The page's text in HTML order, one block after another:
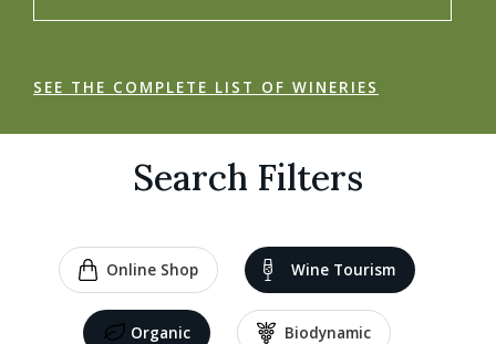
SEE THE COMPLETE LIST OF WINERIES
Search Filters
Online Shop Wine Tourism
Organic Biodynamic